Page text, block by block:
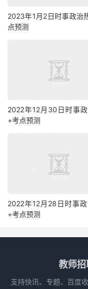
2023年1月2日时事政治
点预测
2022年12月30日时事
+考点预测
2022年12月28日时事
+考点预测
教师
支持快讯、专题、百度